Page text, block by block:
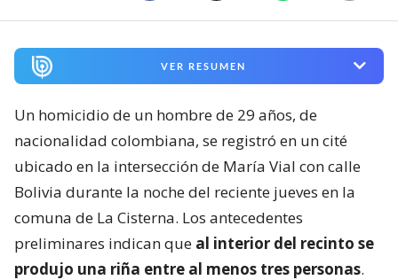
VER RESUMEN
Un homicidio de un hombre de 29 años, de
nacionalidad colombiana, se registró en un cité
ubicado en la intersección de María Vial con calle
Bolivia durante la noche del reciente jueves en la
comuna de La Cisterna. Los antecedentes
preliminares indican que al interior del recinto se
produjo una riña entre al menos tres personas.